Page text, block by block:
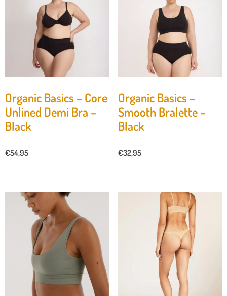
Organic Basics – Core
Unlined Demi Bra –
Black
€54,95
Organic Basics –
Smooth Bralette –
Black
€32,95